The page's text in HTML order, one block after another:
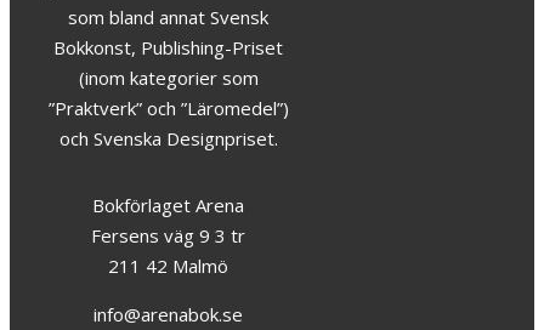
som bland annat Svensk
Bokkonst, Publishing-Priset
(inom kategorier som
”Praktverk” och ”Läromedel”)
och Svenska Designpriset.
Bokförlaget Arena
Fersens väg 9 3 tr
211 42 Malmö
info@arenabok.se